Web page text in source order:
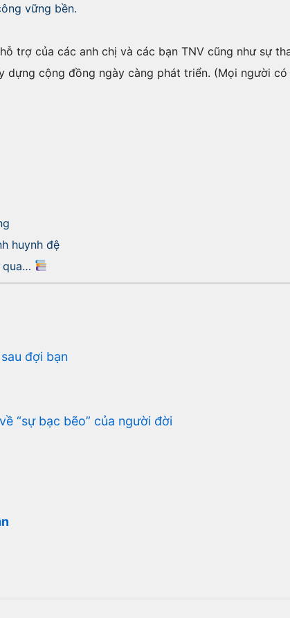
vững bền.
trợ của các anh chị và các bạn TNV cũng như sự
dựng cộng đồng ngày càng phát triển. (Mọi người
huynh đệ
qua…
đợi bạn
“sự bạc bẽo” của người đời